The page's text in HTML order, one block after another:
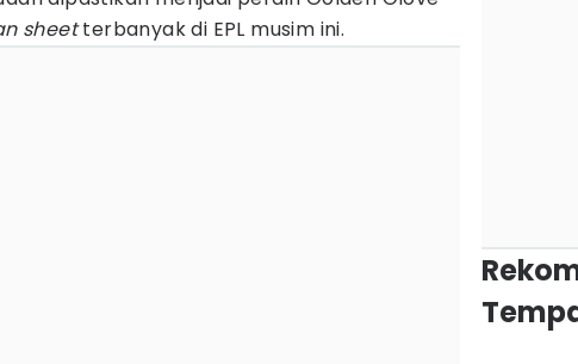
sheetterbanyak di EPL musim ini.